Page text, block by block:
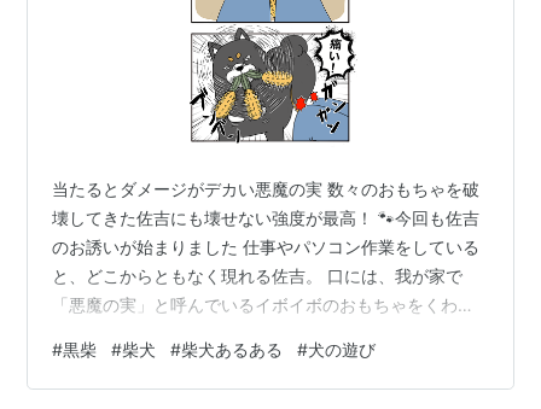
当たるとダメージがデカい悪魔の実 数々のおもちゃを破
壊してきた佐吉にも壊せない強度が最高！ 🐾今回も佐吉
のお誘いが始まりました 仕事やパソコン作業をしている
と、どこからともなく現れる佐吉。 口には、我が家で
「悪魔の実」と呼んでいるイボイボのおもちゃをくわえ
見つめてくるだけ。 ……ここまでは可愛いんです
（笑）。でも、そのまま作業を続けて無視していると……
#黒柴 #柴犬 #柴犬あるある #犬の遊び